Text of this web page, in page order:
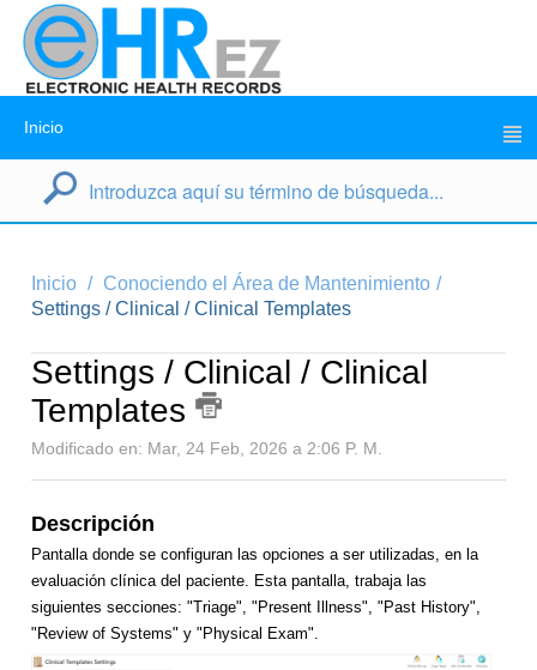
Inicio
Inicio
Conociendo el Área de Mantenimiento
Settings / Clinical / Clinical Templates
Settings / Clinical / Clinical
Templates
Modificado en: Mar, 24 Feb, 2026 a 2:06 P. M.
Descripción
Pantalla donde se configuran las opciones a ser utilizadas, en la
evaluación clínica del paciente. Esta pantalla, trabaja las
siguientes secciones: "Triage", "Present Illness", "Past History",
"Review of Systems" y "Physical Exam".